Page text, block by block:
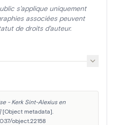
s'applique uniquement
associées peuvent
de droits d'auteur.
- Kerk Sint-Alexius en
[Object metadata].
object.22158